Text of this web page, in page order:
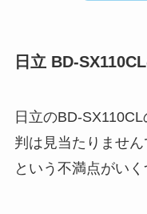
日立 BD-
日立のBD-
判は見当たりませ
という不満点がいく